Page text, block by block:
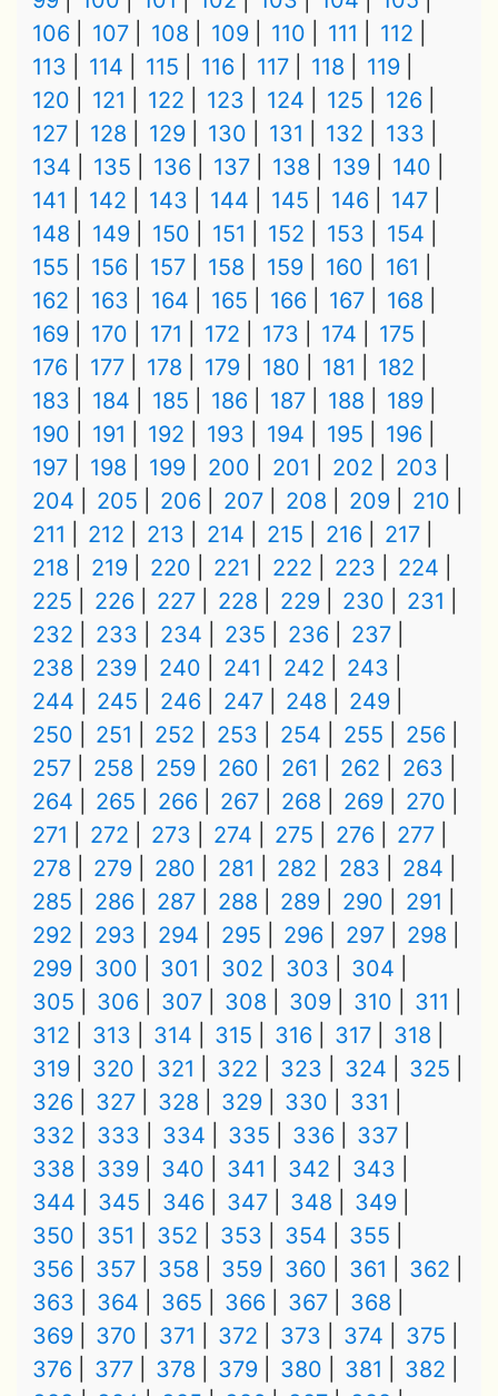
106
107 108 109 110 111
112
113
114 115 116 117 118
119
120
121 122 123 124 125
126
127
128 129 130 131 132
133
134
135 136 137 138 139
140
141
142 143 144 145 146
147
148
149 150 151 152 153
154
155
156 157 158 159 160
161
162
163 164 165 166 167
168
169
170 171 172 173 174
175
176
177 178 179 180 181
182
183
184 185 186 187 188
189
190
191 192 193 194 195
196
197
198 199 200 201 202
203
204
205 206 207 208 209
210
211
212 213 214 215 216
217
218
219 220 221 222 223
224
225
226 227 228 229 230
231
232
233 234 235 236
237
238
239 240 241 242
243
244
245 246 247 248
249
250
251 252 253 254 255
256
257
258 259 260 261 262
263
264
265 266 267 268 269
270
271
272 273 274 275 276
277
278
279 280 281 282 283
284
285
286 287 288 289 290
291
292
293 294 295 296 297
298
299
300 301 302 303
304
305
306 307 308 309 310
311
312
313 314 315 316 317
318
319
320 321 322 323 324
325
326
327 328 329 330
331
332
333 334 335 336
337
338
339 340 341 342
343
344
345 346 347 348
349
350
351 352 353 354
355
356
357 358 359 360 361
362
363
364 365 366 367
368
369
370 371 372 373 374
375
376
377 378 379 380 381
382